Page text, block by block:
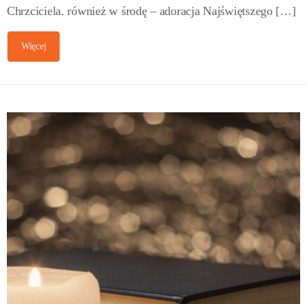
Chrzciciela. również w środę – adoracja Najświętszego […]
Więcej